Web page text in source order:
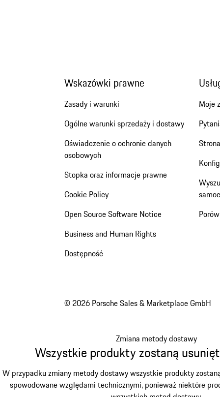
Wskazówki prawne
Zasady i warunki
Ogólne warunki sprzedaży i dostawy
Oświadczenie o ochronie danych
osobowych
Stopka oraz informacje prawne
Cookie Policy
Open Source Software Notice
Business and Human Rights
Dostępność
Moje
© 2026 Porsche Sales & Marketplace GmbH
Zmiana metody dostawy
Wszystkie produkty zostaną
W przypadku zmiany metody dostawy wszystkie produkty
spowodowane względami technicznymi, ponieważ niektóre